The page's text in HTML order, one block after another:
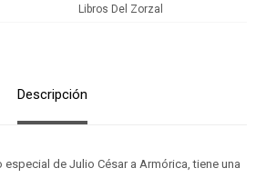
Libros Del Zorzal
Descripción
de Julio César a Armórica, tiene una